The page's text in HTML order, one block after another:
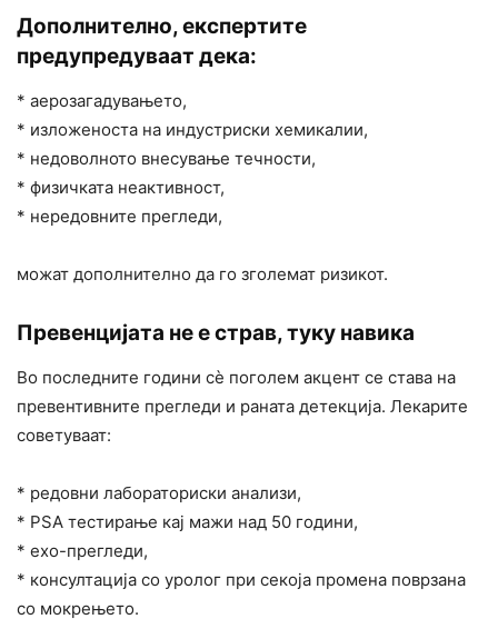
Дополнително, експертите
предупредуваат дека:
* аерозагадувањето,
* изложеноста на индустриски хемикалии,
* недоволното внесување течности,
* физичката неактивност,
* нередовните прегледи,
можат дополнително да го зголемат ризикот.
Превенцијата не е страв, туку навика
Во последните години сè поголем акцент се става на
превентивните прегледи и раната детекција. Лекарите
советуваат:
* редовни лабораториски анализи,
* PSA тестирање кај мажи над 50 години,
* ехо-прегледи,
* консултација со уролог при секоја промена поврзана
со мокрењето.